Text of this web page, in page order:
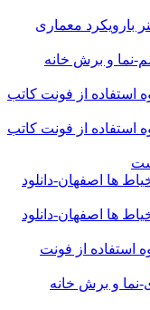
بارویکرد معماری
نما و برش خانه
استفاده از فونت کاتب
استفاده از فونت کاتب
ها اصفهان-دانلود
ها اصفهان-دانلود
استفاده از فونت
نما و برش خانه